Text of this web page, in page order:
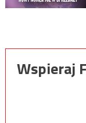
Wspieraj